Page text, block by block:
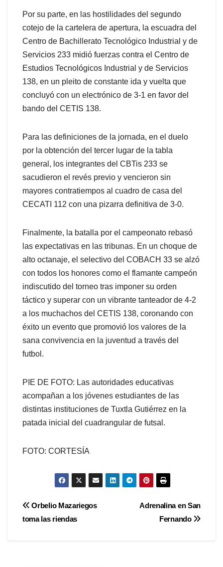
Por su parte, en las hostilidades del segundo
cotejo de la cartelera de apertura, la escuadra del
Centro de Bachillerato Tecnológico Industrial y de
Servicios 233 midió fuerzas contra el Centro de
Estudios Tecnológicos Industrial y de Servicios
138, en un pleito de constante ida y vuelta que
concluyó con un electrónico de 3-1 en favor del
bando del CETIS 138.
Para las definiciones de la jornada, en el duelo
por la obtención del tercer lugar de la tabla
general, los integrantes del CBTis 233 se
sacudieron el revés previo y vencieron sin
mayores contratiempos al cuadro de casa del
CECATI 112 con una pizarra definitiva de 3-0.
Finalmente, la batalla por el campeonato rebasó
las expectativas en las tribunas. En un choque de
alto octanaje, el selectivo del COBACH 33 se alzó
con todos los honores como el flamante campeón
indiscutido del torneo tras imponer su orden
táctico y superar con un vibrante tanteador de 4-2
a los muchachos del CETIS 138, coronando con
éxito un evento que promovió los valores de la
sana convivencia en la juventud a través del
futbol.
PIE DE FOTO: Las autoridades educativas
acompañan a los jóvenes estudiantes de las
distintas instituciones de Tuxtla Gutiérrez en la
patada inicial del cuadrangular de futsal.
FOTO: CORTESÍA
Navegación
Adrenalina en San
Fernando
Orbelio Mazariegos
toma las riendas